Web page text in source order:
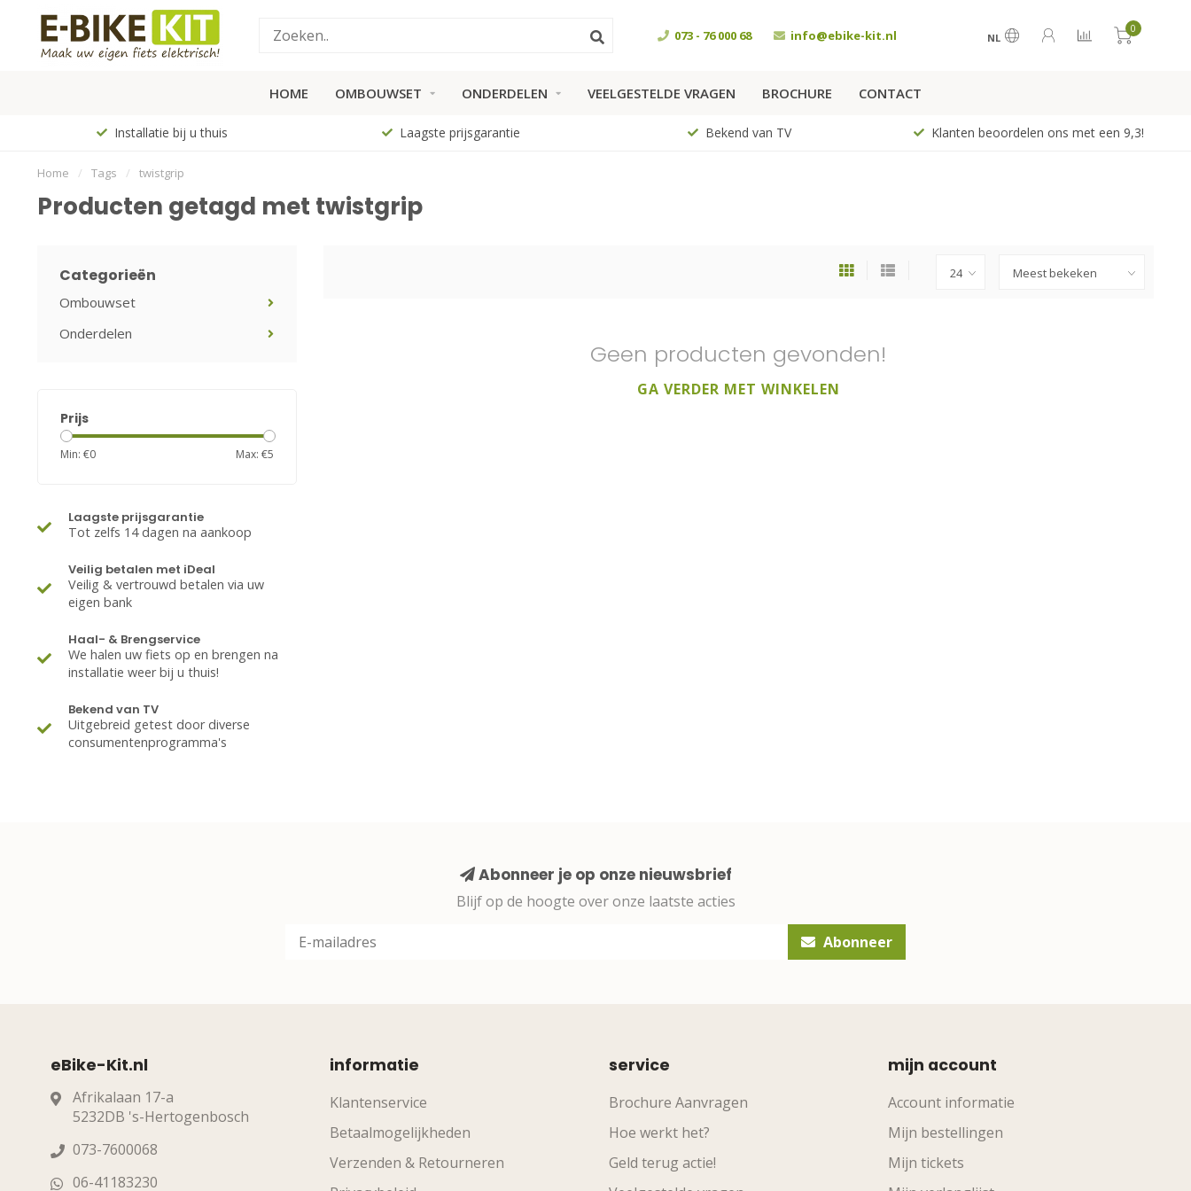
073 - 76 000 68 info@ebike-kit.nl NL
0
HOME OMBOUWSET ONDERDELEN VEELGESTELDE VRAGEN BROCHURE CONTACT
Installatie bij u thuis Laagste prijsgarantie Bekend van TV Klanten beoordelen ons met een 9,3!
Home / Tags / twistgrip
Producten getagd met twistgrip
Categorieën
Ombouwset
Onderdelen
Prijs
Min: €0 Max: €5
Laagste prijsgarantie
Tot zelfs 14 dagen na aankoop
Veilig betalen met iDeal
Veilig & vertrouwd betalen via uw
eigen bank
Haal- & Brengservice
We halen uw fiets op en brengen na
installatie weer bij u thuis!
Bekend van TV
Uitgebreid getest door diverse
consumentenprogramma's
Geen producten gevonden!
GA VERDER MET WINKELEN
Abonneer je op onze nieuwsbrief
Blijf op de hoogte over onze laatste acties
Abonneer
eBike-Kit.nl
Afrikalaan 17-a
5232DB 's-Hertogenbosch
073-7600068
06-41183230
informatie
Klantenservice
Betaalmogelijkheden
Verzenden & Retourneren
service
Brochure Aanvragen
Hoe werkt het?
Geld terug actie!
mijn account
Account informatie
Mijn bestellingen
Mijn tickets